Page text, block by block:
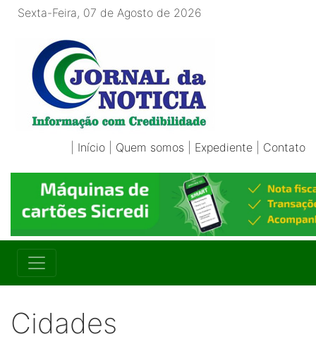
Sexta-Feira, 07 de Agosto de 2026
Início Quem somos Expediente Contato
Cidades